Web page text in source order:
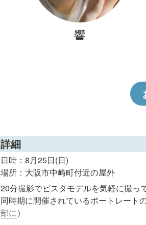
詳細
日時：8月25日(日)
場所：大阪市中崎町付近の屋外
20分撮影でピスタモデルを気軽に撮っ
同時期に開催されているポートレート
部に）